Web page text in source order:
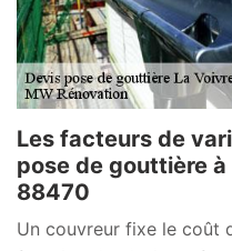
Les facteurs de
pose de gouttière à
88470
Un couvreur fixe le coût